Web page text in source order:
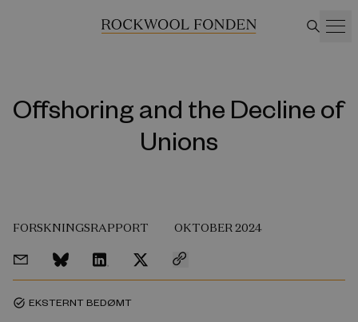
Offshoring and the Decline of
Unions
FORSKNINGSRAPPORT OKTOBER 2024
task_alt EKSTERNT BEDØMT